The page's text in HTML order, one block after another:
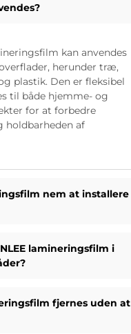
kan anvendes
herunder træ,
plastik. Den er fleksibel
til både hjemme- og
for at forbedre
holdbarheden af
nem at installere
lamineringsfilm i
fjernes uden at